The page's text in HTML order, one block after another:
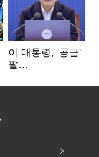
이 대통령, '공급'
팔
여 내부선